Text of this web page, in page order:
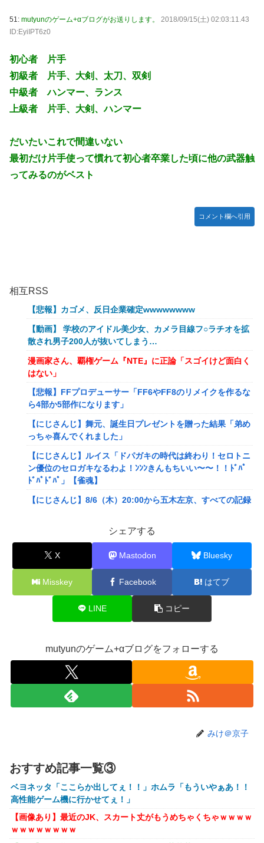
51: mutyunのゲーム+αブログがお送りします。
2018/09/15(土) 02:03:11.43
ID:EyiIPT6z0
初心者 片手
初級者 片手、大剣、太刀、双剣
中級者 ハンマー、ランス
上級者 片手、大剣、ハンマー
だいたいこれで間違いない
最初だけ片手使って慣れて初心者卒業した頃に他の武器触
ってみるのがベスト
コメント欄へ引用
相互RSS
【悲報】カゴメ、反日企業確定wwwwwwww
【動画】 学校のアイドル美少女、カメラ目線フ○ラチオを拡
散され男子200人が抜いてしまう…
漫画家さん、覇権ゲーム『NTE』に正論「スゴイけど面白く
はない」
【悲報】FFプロデューサー「FF6やFF8のリメイクを作るな
ら4部か5部作になります」
【にじさんじ】舞元、誕生日プレゼントを贈った結果「弟め
っちゃ喜んでくれました」
【にじさんじ】ルイス「ドパガキの時代は終わり！セロトニ
ン優位のセロガキなるわよ！ﾝﾝﾝきんもちいい〜〜！！ﾄﾞﾊﾟ
ﾄﾞﾊﾟﾄﾞﾊﾟ」【雀魂】
【にじさんじ】8/6（木）20:00から五木左京、すべての記録
【艦これ】 E5の対潜レベリング用に装備調整してるんだけ
ど・・・
【画像】旅人女子「夜景を撮りたかっただけなのに、故郷の
村が燃やされたみたいになった」←26万ｲｲﾈｗｗｗｗ
【悲報】Mrs. GREEN APPLE、マジで逝くwwwwww
【悲報】結婚相談所職員、子なし女にド正論を述べてしまう
女子小学生｢先生、好き｣ 教師｢くっ…(葛藤｣→我慢できずハ
メ撮りカーセックスして教員免許剥奪
来て・・・・・・
【画像】『To LOVEる』のアクキー、不評だった理由が明
確すぎる
【悲報画像】ブルーロックになんJ民とドッピュン孕ませ男
登場www
シェアする
X Mastodon Bluesky
Misskey Facebook はてブ
LINE コピー
mutyunのゲーム+αブログをフォローする
みけ＠京子
おすすめ記事一覧③
ベヨネッタ「ここらか出してぇ！！」ホムラ「もういやぁあ！！
高性能ゲーム機に行かせてぇ！」
【画像あり】最近のJK、スカート丈がもうめちゃくちゃｗｗｗｗ
ｗｗｗｗｗｗｗｗ